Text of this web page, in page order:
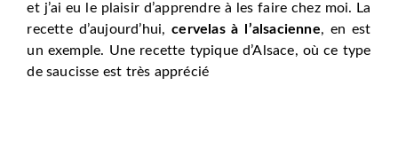
et j’ai eu le plaisir d’apprendre à les faire chez moi. La
recette d’aujourd’hui,cervelas à l’alsacienne, en est
un exemple. Une recette typique d’Alsace, où ce type
de saucisse est très apprécié